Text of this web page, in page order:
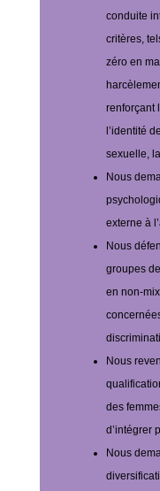
conduite
critères,
zéro en
renforçant
l’identité
sexuelle,
Nous
externe à
Nous
groupes
en non-
Nous
des
d’intégrer
Nous